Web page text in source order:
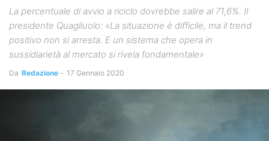
La percentuale di avvio a riciclo dovrebbe salire al 71,6%. Il
presidente Quagliuolo: «La situazione è difficile, ma il trend
positivo non si arresta. E un sistema che opera in
sussidiarietà al mercato si rivela fondamentale»
Da Redazione - 17 Gennaio 2020